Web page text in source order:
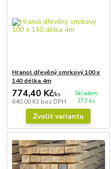
Hranol dřevěný smrkový 100 x
140 délka 4m
774,40 Kč/ks
640,00 Kč bez DPH
Skladem
372 ks
Zvolit variantu